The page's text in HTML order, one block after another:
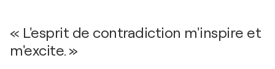
« L'esprit de contradiction m'inspire et
m'excite. »